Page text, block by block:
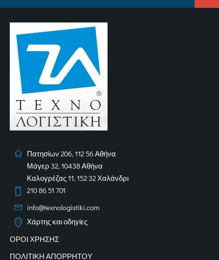
Πατησίων 206, 112 56 Αθήνα
Μάγερ 32, 10438 Αθήνα
Καλογρέζας 11, 152 32 Χαλάνδρι
210 86 51 701
info@texnologistiki.com
Χάρτης και οδηγίες
ΟΡΟΙ ΧΡΗΣΗΣ
ΠΟΛΙΤΙΚΗ ΑΠΟΡΡΗΤΟΥ